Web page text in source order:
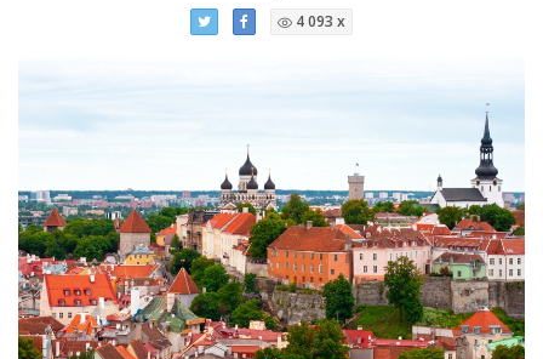
4 093 x